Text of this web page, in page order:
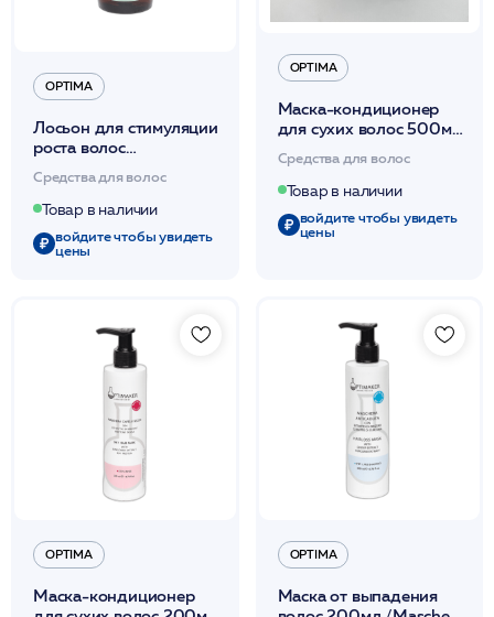
OPTIMA
Лосьон для стимуляции
роста волос
Микроксидил 100мл
/Lozione U.R.T.O.750
/Optima*
Средства для волос
Товар в наличии
войдите чтобы увидеть
цены
OPTIMA
Маска-кондиционер
для сухих волос 500мл
/Maschera Capelli Secchi
/Optima*
Средства для волос
Товар в наличии
войдите чтобы увидеть
цены
OPTIMA
Маска-кондиционер
OPTIMA
Маска от выпадения